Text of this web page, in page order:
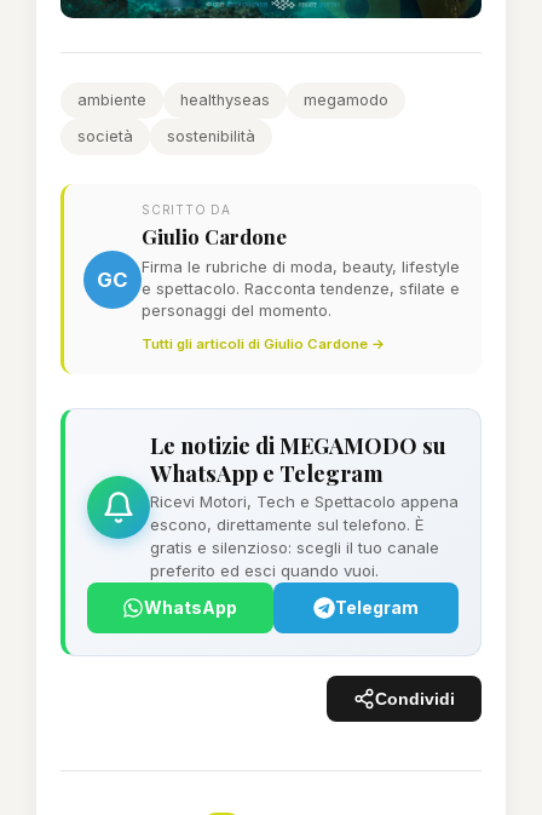
ambiente healthyseas
megamodo
società
sostenibilità
GC
SCRITTO DA
Giulio Cardone
Firma le rubriche di moda, beauty, lifestyle
e spettacolo. Racconta tendenze, sfilate e
personaggi del momento.
Tutti gli articoli di Giulio Cardone →
Le notizie di MEGAMODO su
WhatsApp e Telegram
Ricevi Motori, Tech e Spettacolo appena
escono, direttamente sul telefono. È
gratis e silenzioso: scegli il tuo canale
preferito ed esci quando vuoi.
WhatsApp Telegram
Condividi